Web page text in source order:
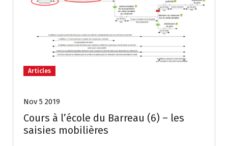
Articles
Nov 5 2019
Cours à l’école du Barreau (6) – les
saisies mobilières